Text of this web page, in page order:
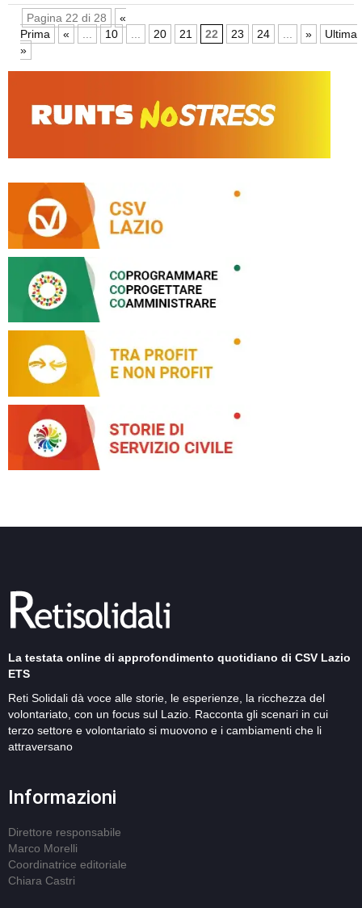
Pagina 22 di 28
«
Prima
« 10 20 21 22 23 24 »
Ultima
»
La testata online di approfondimento quotidiano di CSV Lazio
ETS
Reti Solidali dà voce alle storie, le esperienze, la ricchezza del
volontariato, con un focus sul Lazio. Racconta gli scenari in cui
terzo settore e volontariato si muovono e i cambiamenti che li
attraversano
Informazioni
Direttore responsabile
Marco Morelli
Coordinatrice editoriale
Chiara Castri